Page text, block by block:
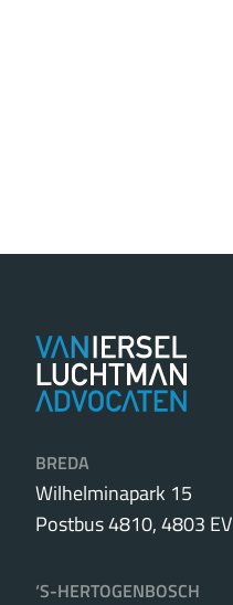
BREDA
Wilhelminapark 15
Postbus 4810, 4803 EV
‘S-HERTOGENBOSCH